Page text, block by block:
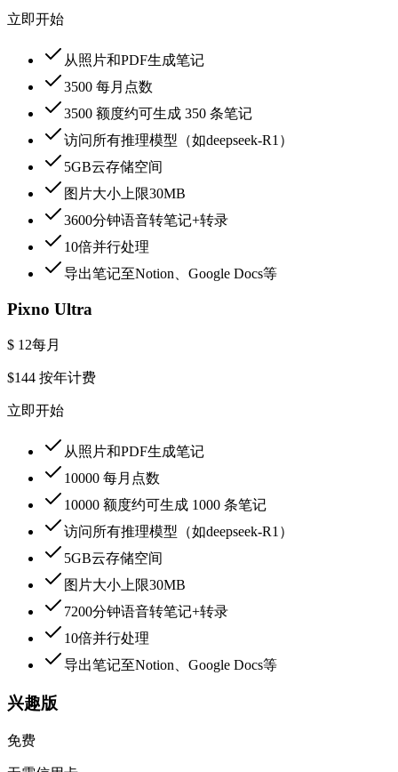
立即开始
从照片和PDF生成笔记
3500 每月点数
3500 额度约可生成 350 条笔记
访问所有推理模型（如deepseek-R1）
5GB云存储空间
图片大小上限30MB
3600分钟语音转笔记+转录
10倍并行处理
导出笔记至Notion、Google Docs等
Pixno Ultra
$ 12每月
$144 按年计费
立即开始
从照片和PDF生成笔记
10000 每月点数
10000 额度约可生成 1000 条笔记
访问所有推理模型（如deepseek-R1）
5GB云存储空间
图片大小上限30MB
7200分钟语音转笔记+转录
10倍并行处理
导出笔记至Notion、Google Docs等
兴趣版
免费